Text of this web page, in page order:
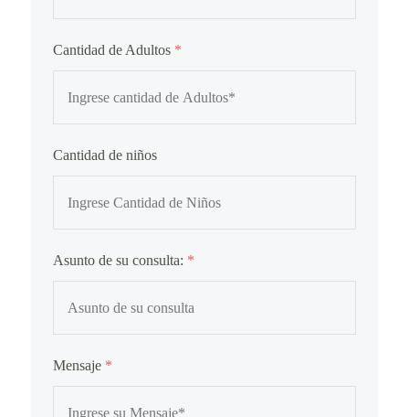
Cantidad de Adultos *
Cantidad de niños
Asunto de su consulta: *
Mensaje *